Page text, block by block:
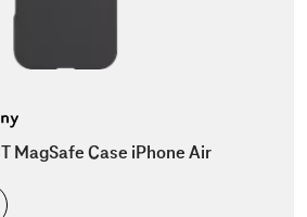
MagSafe Case iPhone Air